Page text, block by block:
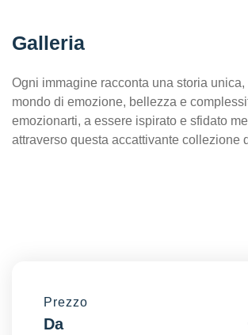
Galleria
Ogni immagine racconta una storia
mondo di emozione, bellezza e
emozionarti, a essere ispirato e sfidato
attraverso questa accattivante collezione
Prezzo
Da